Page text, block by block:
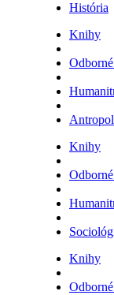
História
Knihy
Knihy
Knihy